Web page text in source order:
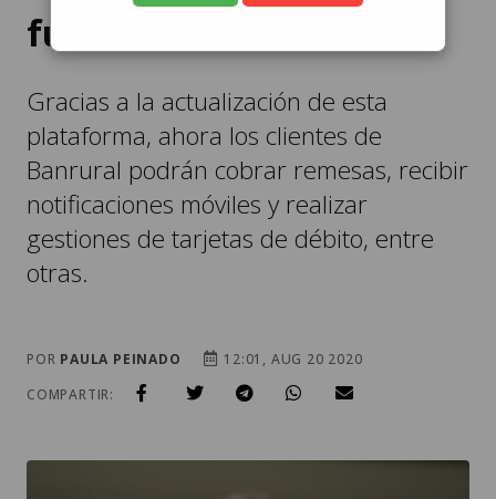
funcionalidades
Gracias a la actualización de esta
plataforma, ahora los clientes de
Banrural podrán cobrar remesas, recibir
notificaciones móviles y realizar
gestiones de tarjetas de débito, entre
otras.
POR PAULA PEINADO
12:01, AUG 20 2020
COMPARTIR: